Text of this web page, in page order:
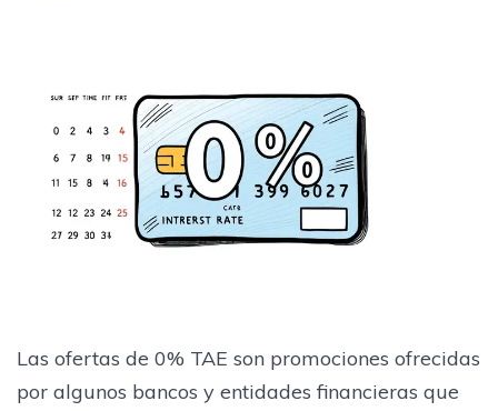
Las ofertas de 0% TAE son promociones ofrecidas
por algunos bancos y entidades financieras que